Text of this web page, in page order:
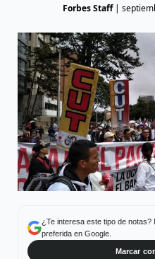
Forbes Staff|
¿Te interesa este tipo de notas?
preferida en Google.
Marcar